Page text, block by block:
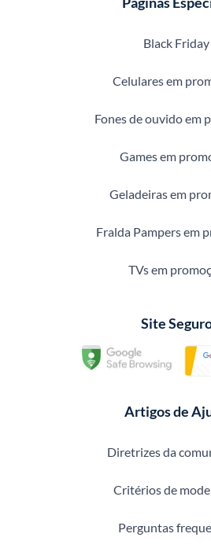
Black Friday
Celulares em
Fones de ouvido em
Games em
Geladeiras em
Fralda Pampers em
TVs em
Site
Artigos de
Diretrizes da
Critérios de
Perguntas